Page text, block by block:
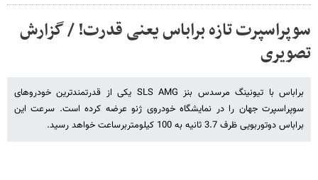
سوپراسپرت تازه براباس یعنی قدرت! / گزارش
تصویری
براباس با تیونینگ مرسدس بنز SLS AMG یکی از قدرتمندترین خودروهای
سوپراسپرت جهان را در نمایشگاه خودروی ژنو عرضه کرده است. سرعت این
براباس دوتوربویی ظرف 3.7 ثانیه به 100 کیلومتربرساعت خواهد رسید.